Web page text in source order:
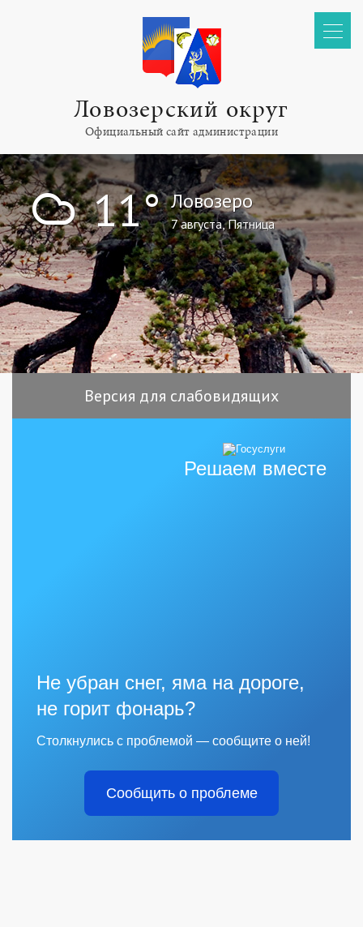
Ловозерский округ
Официальный сайт администрации
! 11° Ловозеро
7 августа, Пятница
Версия для слабовидящих
Решаем вместе
Не убран снег, яма на дороге,
не горит фонарь?
Столкнулись с проблемой — сообщите о ней!
Сообщить о проблеме